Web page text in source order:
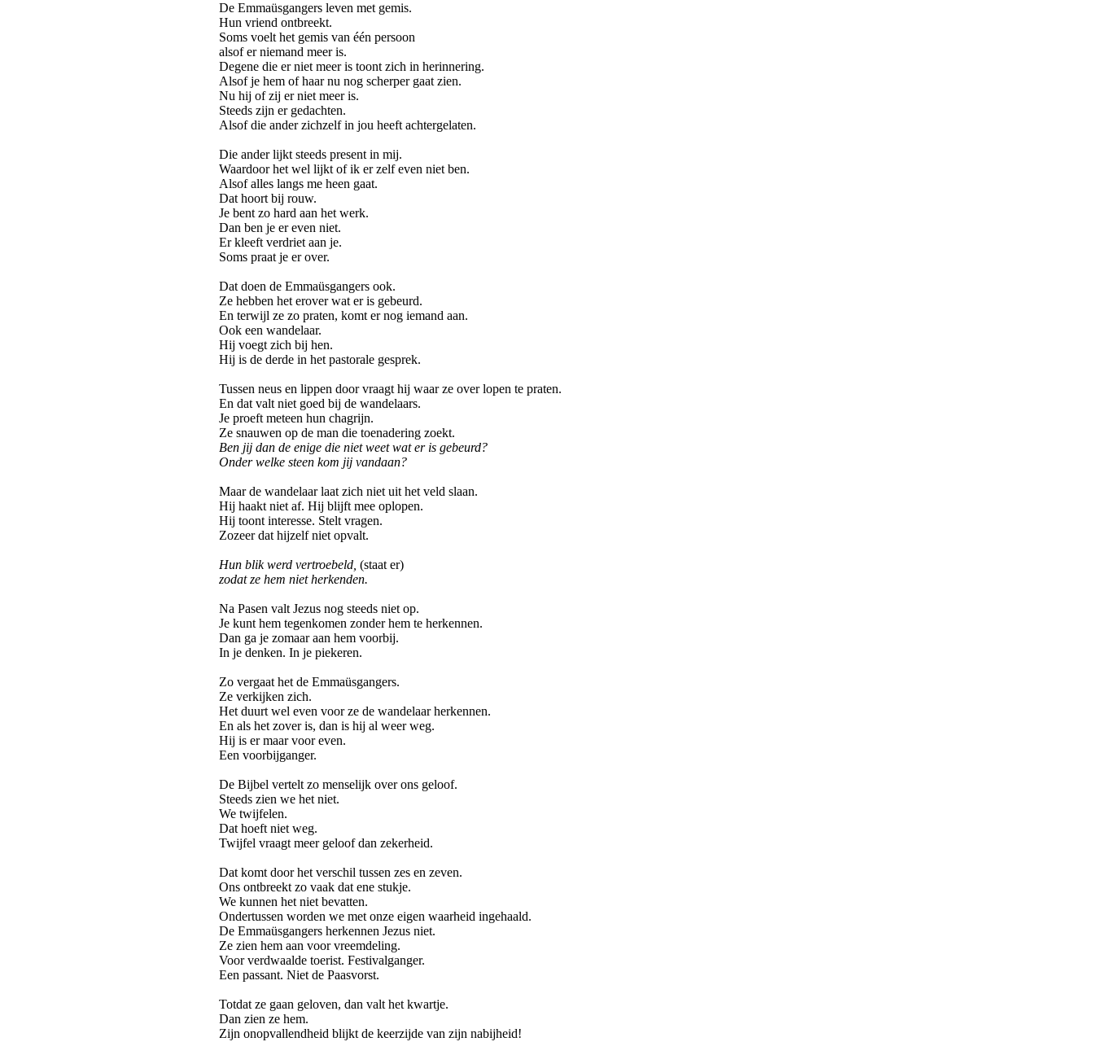
De Emmaüsgangers leven met gemis.
Hun vriend ontbreekt.
Soms voelt het gemis van één persoon
alsof er niemand meer is.
Degene die er niet meer is toont zich in herinnering.
Alsof je hem of haar nu nog scherper gaat zien.
Nu hij of zij er niet meer is.
Steeds zijn er gedachten.
Alsof die ander zichzelf in jou heeft achtergelaten.
Die ander lijkt steeds present in mij.
Waardoor het wel lijkt of ik er zelf even niet ben.
Alsof alles langs me heen gaat.
Dat hoort bij rouw.
Je bent zo hard aan het werk.
Dan ben je er even niet.
Er kleeft verdriet aan je.
Soms praat je er over.
Dat doen de Emmaüsgangers ook.
Ze hebben het erover wat er is gebeurd.
En terwijl ze zo praten, komt er nog iemand aan.
Ook een wandelaar.
Hij voegt zich bij hen.
Hij is de derde in het pastorale gesprek.
Tussen neus en lippen door vraagt hij waar ze over lopen te praten.
En dat valt niet goed bij de wandelaars.
Je proeft meteen hun chagrijn.
Ze snauwen op de man die toenadering zoekt.
Ben jij dan de enige die niet weet wat er is gebeurd?
Onder welke steen kom jij vandaan?
Maar de wandelaar laat zich niet uit het veld slaan.
Hij haakt niet af. Hij blijft mee oplopen.
Hij toont interesse. Stelt vragen.
Zozeer dat hijzelf niet opvalt.
Hun blik werd vertroebeld, (staat er)
zodat ze hem niet herkenden.
Na Pasen valt Jezus nog steeds niet op.
Je kunt hem tegenkomen zonder hem te herkennen.
Dan ga je zomaar aan hem voorbij.
In je denken. In je piekeren.
Zo vergaat het de Emmaüsgangers.
Ze verkijken zich.
Het duurt wel even voor ze de wandelaar herkennen.
En als het zover is, dan is hij al weer weg.
Hij is er maar voor even.
Een voorbijganger.
De Bijbel vertelt zo menselijk over ons geloof.
Steeds zien we het niet.
We twijfelen.
Dat hoeft niet weg.
Twijfel vraagt meer geloof dan zekerheid.
Dat komt door het verschil tussen zes en zeven.
Ons ontbreekt zo vaak dat ene stukje.
We kunnen het niet bevatten.
Ondertussen worden we met onze eigen waarheid ingehaald.
De Emmaüsgangers herkennen Jezus niet.
Ze zien hem aan voor vreemdeling.
Voor verdwaalde toerist. Festivalganger.
Een passant. Niet de Paasvorst.
Totdat ze gaan geloven, dan valt het kwartje.
Dan zien ze hem.
Zijn onopvallendheid blijkt de keerzijde van zijn nabijheid!